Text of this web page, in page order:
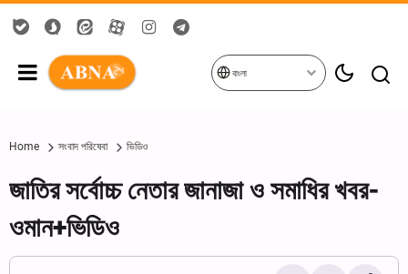
বাংলা
Home সংবাদ পরিষেবা ভিডিও
জাতির সর্বোচ্চ নেতার জানাজা ও সমাধির খবর-
ওমান+ভিডিও